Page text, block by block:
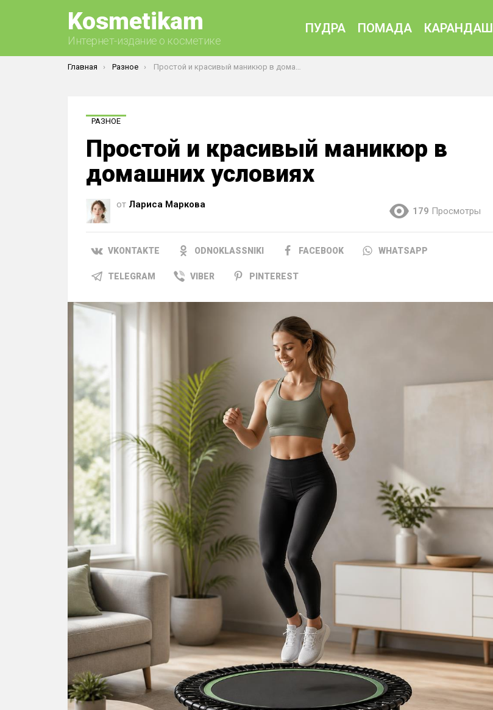
Kosmetikam
Интернет-издание о косметике
ПУДРА ПОМАДА КАРАНДАШ
Вы здесь:
Главная Разное Простой и красивый маникюр в домашних условиях
РАЗНОЕ
Простой и красивый маникюр в
домашних условиях
от Лариса Маркова
179 Просмотры
VKONTAKTE ODNOKLASSNIKI FACEBOOK WHATSAPP
TELEGRAM VIBER PINTEREST